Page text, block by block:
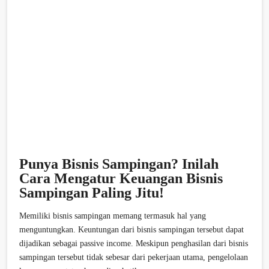
Punya Bisnis Sampingan? Inilah
Cara Mengatur Keuangan Bisnis
Sampingan Paling Jitu!
Memiliki bisnis sampingan memang termasuk hal yang
menguntungkan. Keuntungan dari bisnis sampingan tersebut dapat
dijadikan sebagai passive income. Meskipun penghasilan dari bisnis
sampingan tersebut tidak sebesar dari pekerjaan utama, pengelolaan